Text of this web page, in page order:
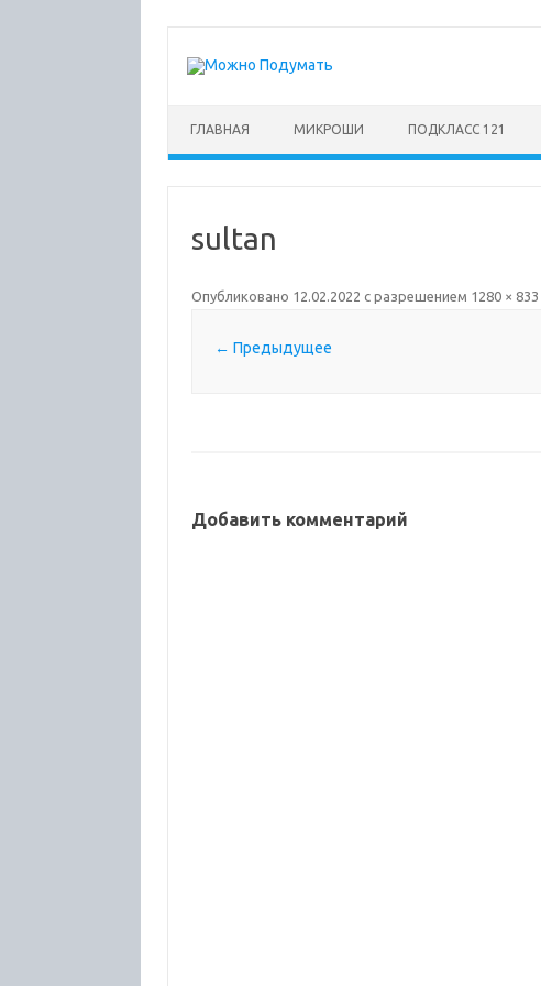
содержимому
ГЛАВНАЯ МИКРОШИ ПОДКЛАСС 121
sultan
Опубликовано 12.02.2022 с разрешением 1280 × 833
← Предыдущее
Добавить комментарий